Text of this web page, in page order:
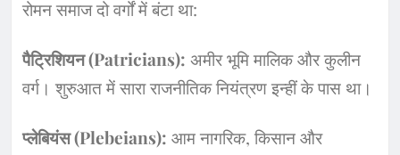
​रोमन समाज दो वर्गों में बंटा था:
पैट्रिशियन (Patricians): अमीर भूमि मालिक और कुलीन
वर्ग। शुरुआत में सारा राजनीतिक नियंत्रण इन्हीं के पास था।
प्लेबियंस (Plebeians): आम नागरिक, किसान और